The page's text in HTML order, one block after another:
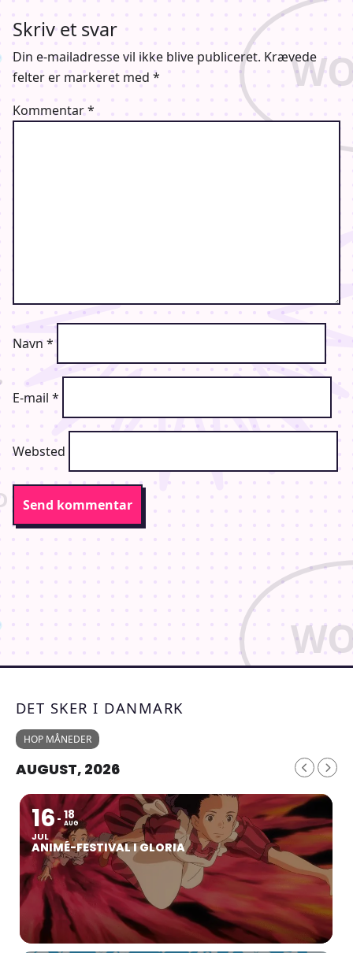
Skriv et svar
Din e-mailadresse vil ikke blive publiceret. Krævede
felter er markeret med *
Kommentar*
Navn *
E-mail *
Websted
DET SKER I DANMARK
HOP MÅNEDER
AUGUST, 2026
16
JUL
18
AUG
ANIMÉ-FESTIVAL I GLORIA